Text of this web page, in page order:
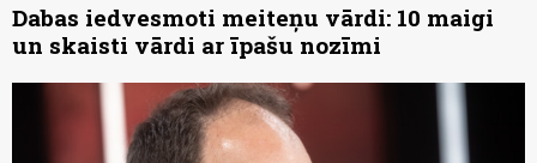
Dabas iedvesmoti meiteņu vārdi: 10 maigi
un skaisti vārdi ar īpašu nozīmi